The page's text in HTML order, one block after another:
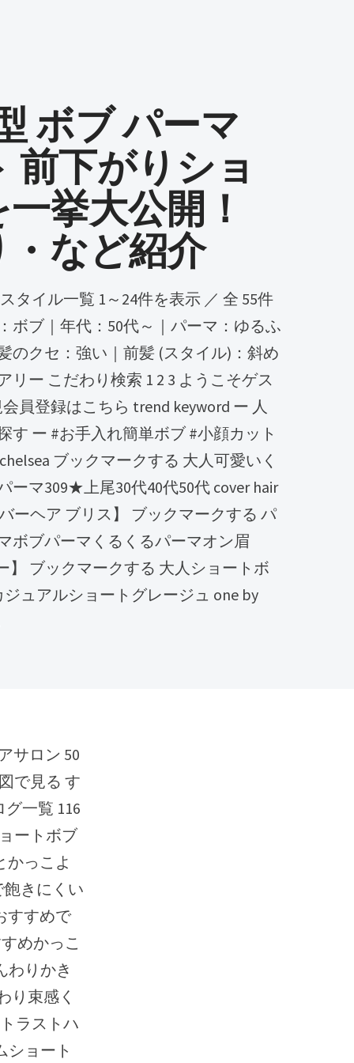
ボブ パーマ
前下がりショ
挙大公開！
など紹介
ボブ｜年代：50代～｜パーマ：ゆるふ
のクセ：強い｜前髪 (スタイル)：斜め
リー こだわり検索 1 2 3 ようこそゲス
員登録はこちら trend keyword ー 人
す ー #お手入れ簡単ボブ #小顔カット
ブックマークする 大人可愛いく
ーマ309★上尾30代40代50代 cover hair
ーヘア ブリス】 ブックマークする パ
ボブパーマくるくるパーマオン眉
】 ブックマークする 大人ショートボ
ュアルショートグレージュ one by
で見る す
一覧 116
ョートボブ
かっこよ
きにくい
すすめで
めかっこ
わりかき
り束感く
ラストハ
ショート